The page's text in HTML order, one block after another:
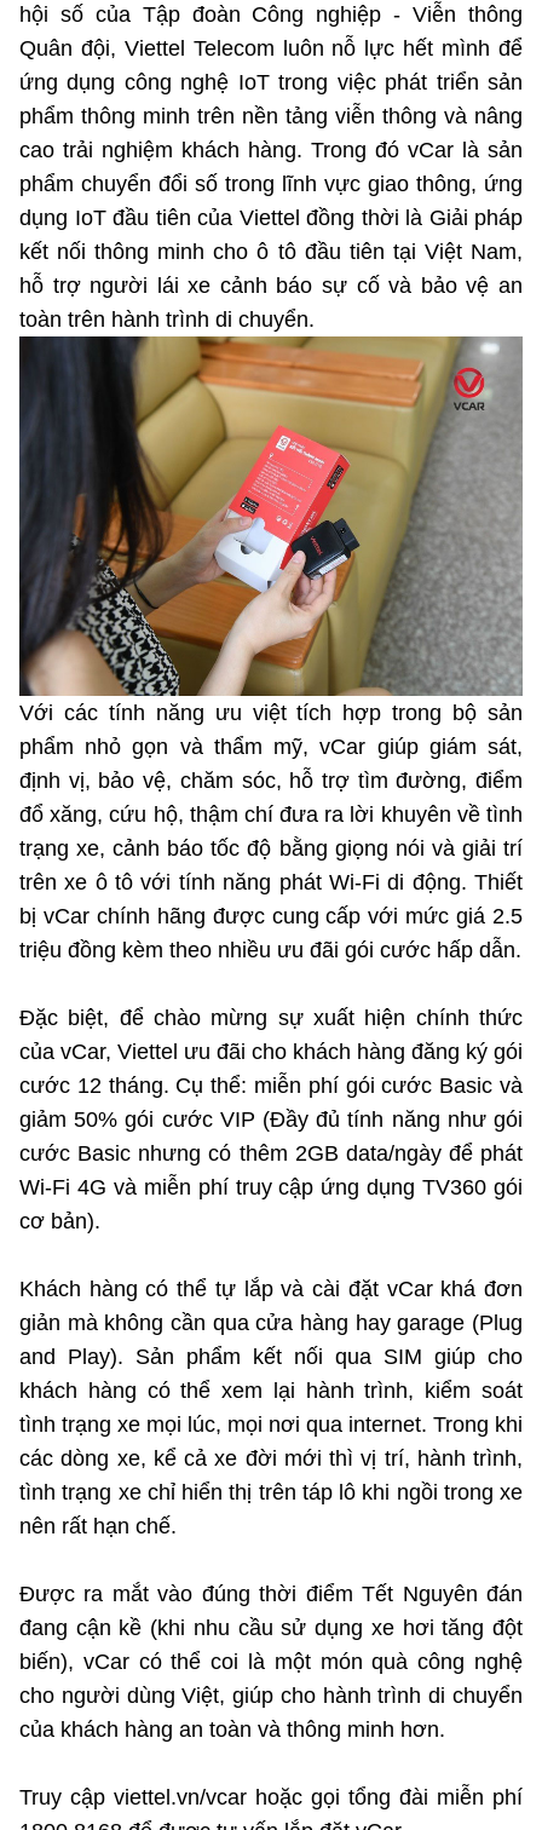
Theo dõi MST trên
©2025 Bản quyền thuộc Bộ Khoa Học và Công Nghệ
(Ghi rõ nguồn "https://mst.gov.vn" khi phát hành lại thông tin
từ website này)
hội số của Tập đoàn Công nghiệp - Viễn thông
Quân đội, Viettel Telecom luôn nỗ lực hết mình để
ứng dụng công nghệ IoT trong việc phát triển sản
phẩm thông minh trên nền tảng viễn thông và nâng
cao trải nghiệm khách hàng. Trong đó vCar là sản
phẩm chuyển đổi số trong lĩnh vực giao thông, ứng
dụng IoT đầu tiên của Viettel đồng thời là Giải pháp
kết nối thông minh cho ô tô đầu tiên tại Việt Nam,
hỗ trợ người lái xe cảnh báo sự cố và bảo vệ an
toàn trên hành trình di chuyển.
Với các tính năng ưu việt tích hợp trong bộ sản
phẩm nhỏ gọn và thẩm mỹ, vCar giúp giám sát,
định vị, bảo vệ, chăm sóc, hỗ trợ tìm đường, điểm
đổ xăng, cứu hộ, thậm chí đưa ra lời khuyên về tình
trạng xe, cảnh báo tốc độ bằng giọng nói và giải trí
trên xe ô tô với tính năng phát Wi-Fi di động. Thiết
bị vCar chính hãng được cung cấp với mức giá 2.5
triệu đồng kèm theo nhiều ưu đãi gói cước hấp dẫn.
Đặc biệt, để chào mừng sự xuất hiện chính thức
của vCar, Viettel ưu đãi cho khách hàng đăng ký gói
cước 12 tháng. Cụ thể: miễn phí gói cước Basic và
giảm 50% gói cước VIP (Đầy đủ tính năng như gói
cước Basic nhưng có thêm 2GB data/ngày để phát
Wi-Fi 4G và miễn phí truy cập ứng dụng TV360 gói
cơ bản).
Khách hàng có thể tự lắp và cài đặt vCar khá đơn
giản mà không cần qua cửa hàng hay garage (Plug
and Play). Sản phẩm kết nối qua SIM giúp cho
khách hàng có thể xem lại hành trình, kiểm soát
tình trạng xe mọi lúc, mọi nơi qua internet. Trong khi
các dòng xe, kể cả xe đời mới thì vị trí, hành trình,
tình trạng xe chỉ hiển thị trên táp lô khi ngồi trong xe
nên rất hạn chế.
Được ra mắt vào đúng thời điểm Tết Nguyên đán
đang cận kề (khi nhu cầu sử dụng xe hơi tăng đột
biến), vCar có thể coi là một món quà công nghệ
cho người dùng Việt, giúp cho hành trình di chuyển
của khách hàng an toàn và thông minh hơn.
Truy cập viettel.vn/vcar hoặc gọi tổng đài miễn phí